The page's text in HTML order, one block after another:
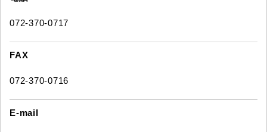
072-370-0717
FAX
072-370-0716
E-mail